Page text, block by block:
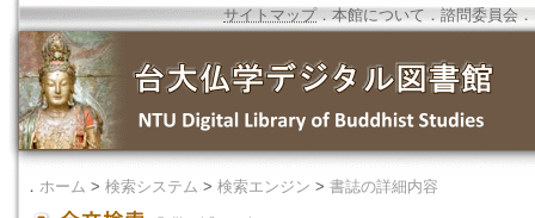
サイトマップ．本館について ． 諮問委員会 ．
． ホーム > 検索システム > 検索エンジン > 書誌の詳細内容